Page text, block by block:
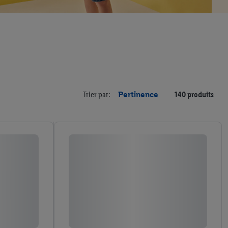
Trier par: Pertinence 140 produits